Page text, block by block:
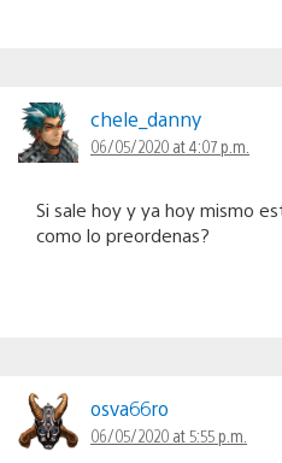
chele_danny
06/05/2020 at 4:07 p.m.
Si sale hoy y ya hoy mismo
como lo preordenas?
osva66ro
06/05/2020 at 5:55 p.m.